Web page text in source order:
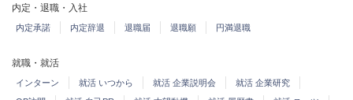
内定・退職・入社
内定承諾 内定辞退 退職届 退職願 円満退職
就職・就活
インターン 就活 いつから 就活 企業説明会
就活 企業研究